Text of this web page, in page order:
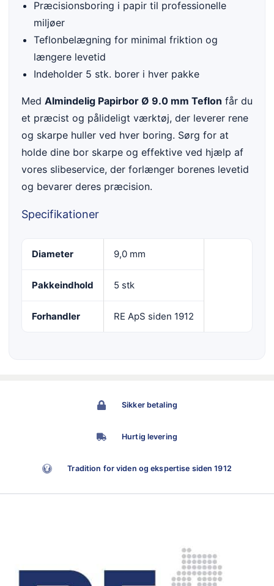
Præcisionsboring i papir til professionelle
miljøer
Teflonbelægning for minimal friktion og
længere levetid
Indeholder 5 stk. borer i hver pakke
Med Almindelig Papirbor Ø 9.0 mm Teflon får du
et præcist og pålideligt værktøj, der leverer rene
og skarpe huller ved hver boring. Sørg for at
holde dine bor skarpe og effektive ved hjælp af
vores slibeservice, der forlænger borenes levetid
og bevarer deres præcision.
Specifikationer
Diameter 9,0 mm
Pakkeindhold 5 stk
Forhandler RE ApS siden 1912
Sikker betaling
Hurtig levering
Tradition for viden og ekspertise siden 1912